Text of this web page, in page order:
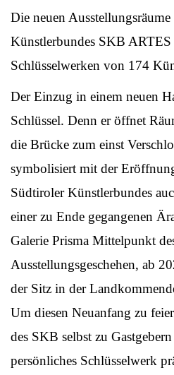
Die neuen
Künstlerbundes SKB
Schlüsselwerken von 174
Der Einzug in einem neuen
Schlüssel. Denn er öffnet
die Brücke zum einst
symbolisiert mit der
Südtiroler Künstlerbundes
einer zu Ende gegangenen
Galerie Prisma Mittelpunkt
Ausstellungsgeschehen, ab
der Sitz in der
Um diesen Neuanfang zu
des SKB selbst zu
persönliches Schlüsselwerk